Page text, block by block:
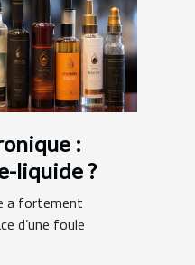
:
liquide ?
a fortement
d’une foule